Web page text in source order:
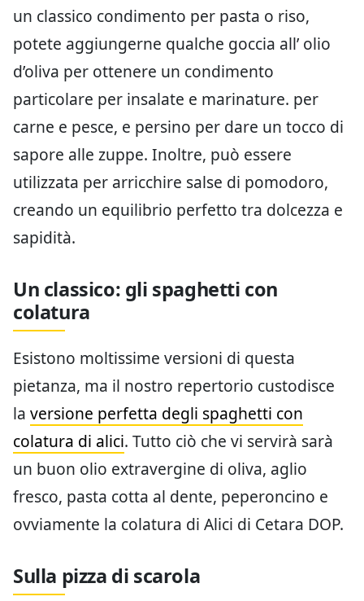
un classico condimento per pasta o riso,
potete aggiungerne qualche goccia all’ olio
d’oliva per ottenere un condimento
particolare per insalate e marinature. per
carne e pesce, e persino per dare un tocco di
sapore alle zuppe. Inoltre, può essere
utilizzata per arricchire salse di pomodoro,
creando un equilibrio perfetto tra dolcezza e
sapidità.
Un classico: gli spaghetti con
colatura
Esistono moltissime versioni di questa
pietanza, ma il nostro repertorio custodisce
la versione perfetta degli spaghetti con
colatura di alici. Tutto ciò che vi servirà sarà
un buon olio extravergine di oliva, aglio
fresco, pasta cotta al dente, peperoncino e
ovviamente la colatura di Alici di Cetara DOP.
Sulla pizza di scarola